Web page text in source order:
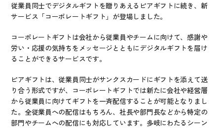
従業員同士でデジタルギフトを贈りあえるピアギフトに続き、新
サービス「コーポレートギフト」が登場しました。
コーポレートギフトは会社から従業員やチームに向けて、感謝や
労い・応援の気持ちをメッセージとともにデジタルギフトを届け
ることができるサービスです。
ピアギフトは、従業員同士がサンクスカードにギフトを添えて送
り合う形式ですが、コーポレートギフトでは新たに会社や経営層
から従業員に向けてギフトを一斉配信することが可能となりまし
た。全従業員への配信はもちろん、社長や部門長などから特定の
部門やチームへの配信にも対応しています。多岐にわたるシーン